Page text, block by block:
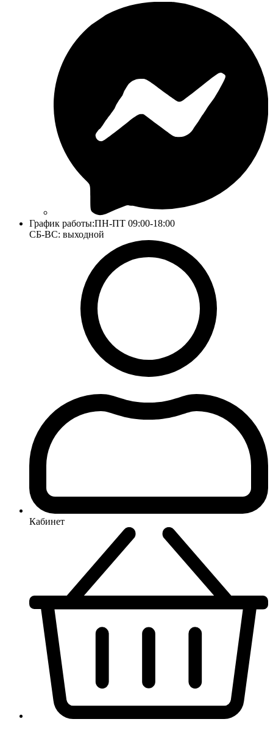
График работы:ПН-ПТ 09:00-18:00
СБ-ВС: выходной
Кабинет